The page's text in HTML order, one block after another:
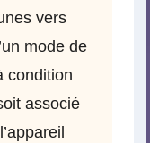
vers
mode de
condition
associé